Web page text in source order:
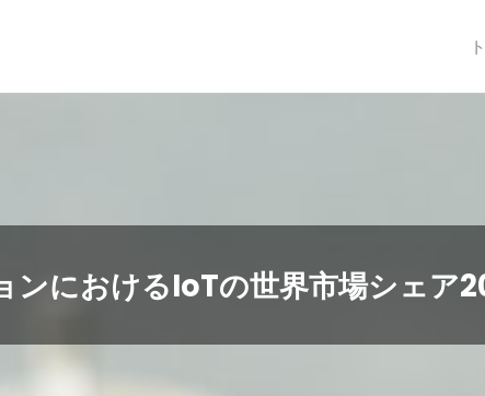
ンにおけるIoTの世界市場シェア